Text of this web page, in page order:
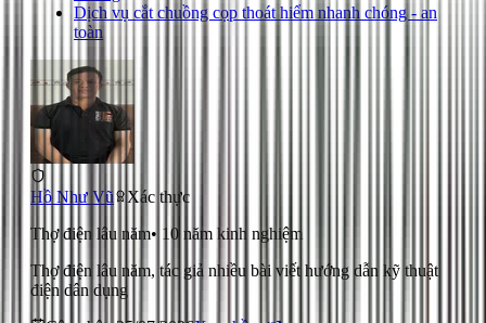
Dịch vụ cắt chuồng cọp thoát hiểm nhanh chóng - an
toàn
Hồ Như Vũ
Xác thực
Thợ điện lâu năm• 10 năm kinh nghiệm
Thợ điện lâu năm, tác giả nhiều bài viết hướng dẫn kỹ thuật
điện dân dụng